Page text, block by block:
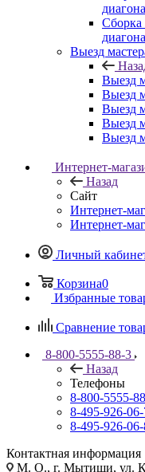
Сборка
Выезд
Выезд
Выезд
Выезд
Выезд
Выезд
Интернет-
Назад
Сайт
Интернет-
Интернет-
Личный
Корзина0
Избранные
Сравнение
8-800-5555-88-3
Назад
Телефоны
8-800-5555-
8-495-926-
8-495-926-
Контактная информация
М. О., г. Мытищи, ул.